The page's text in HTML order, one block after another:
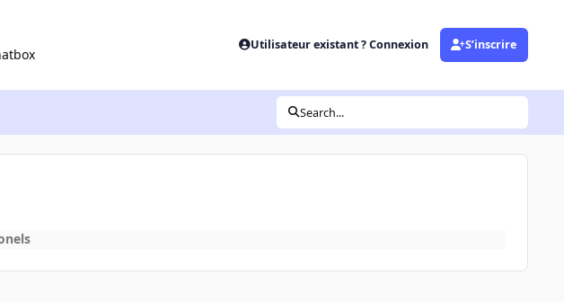
Utilisateur existant ? Connexion S’inscrire
Search...